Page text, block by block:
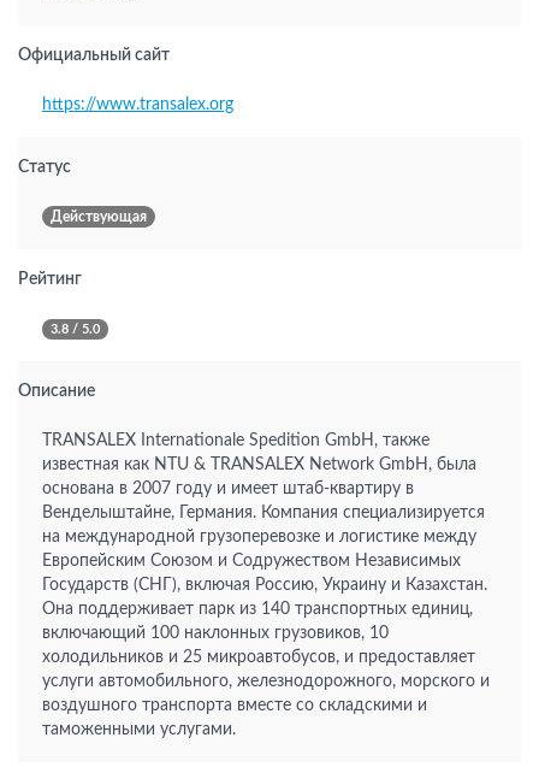
Официальный сайт
https://www.transalex.org
Статус
Действующая
Рейтинг
3.8 / 5.0
Описание
TRANSALEX Internationale Spedition GmbH, также
известная как NTU & TRANSALEX Network GmbH, была
основана в 2007 году и имеет штаб-квартиру в
Венделыштайне, Германия. Компания специализируется
на международной грузоперевозке и логистике между
Европейским Союзом и Содружеством Независимых
Государств (СНГ), включая Россию, Украину и Казахстан.
Она поддерживает парк из 140 транспортных единиц,
включающий 100 наклонных грузовиков, 10
холодильников и 25 микроавтобусов, и предоставляет
услуги автомобильного, железнодорожного, морского и
воздушного транспорта вместе со складскими и
таможенными услугами.